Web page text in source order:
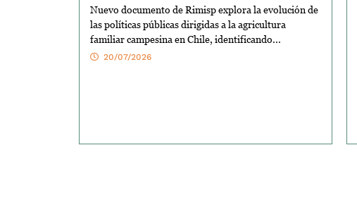
Nuevo documento de Rimisp explora la evolución de
las políticas públicas dirigidas a la agricultura
familiar campesina en Chile, identificando...
20/07/2026